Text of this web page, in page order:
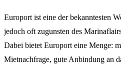
Europort ist eine der bekanntesten
jedoch oft zugunsten des
Dabei bietet Europort eine Menge:
Mietnachfrage, gute Anbindung an